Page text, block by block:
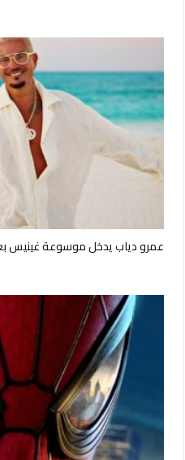
عمرو دياب يدخل موسوعة غينيس